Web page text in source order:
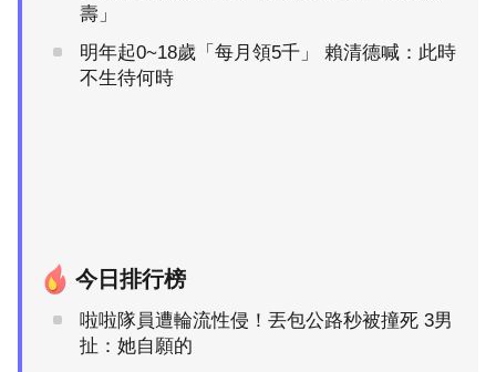
壽」
明年起0~18歲「每月領5千」 賴清德喊：此時
不生待何時
今日排行榜
啦啦隊員遭輪流性侵！丟包公路秒被撞死 3男
扯：她自願的